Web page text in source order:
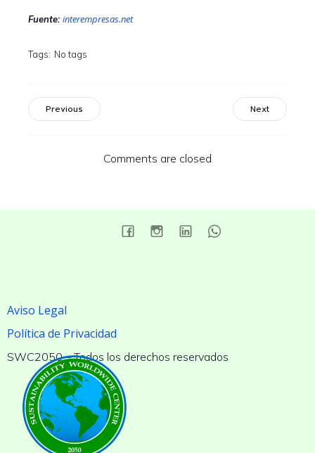
Fuente: interempresas.net
Tags: No tags
Previous Next
Comments are closed
Aviso Legal
Política de Privacidad
SWC2050 – Todos los derechos reservados